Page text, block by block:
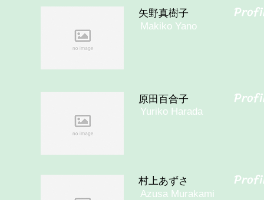
​矢野真樹子
Makiko Yano
​原田百合子
Yuriko Harada
村上あずさ
Azusa Murakami